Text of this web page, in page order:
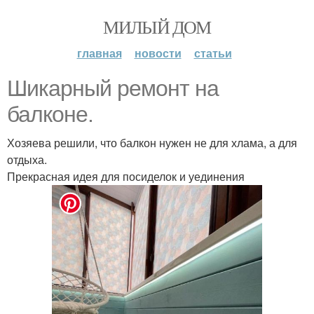
МИЛЫЙ ДОМ
главная новости статьи
Шикарный ремонт на
балконе.
Хозяева решили, что балкон нужен не для хлама, а для
отдыха.
Прекрасная идея для посиделок и уединения